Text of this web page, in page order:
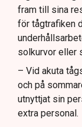
fram till sina
för tågtrafiken
solkurvor eller
– Vid akuta
och på
utnyttjat sin
extra personal.